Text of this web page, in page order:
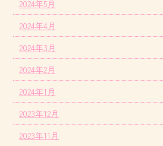
2024年5月
2024年4月
2024年3月
2024年2月
2024年1月
2023年12月
2023年11月